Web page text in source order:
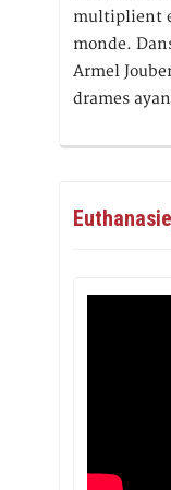
multiplient
monde.
Armel
drames